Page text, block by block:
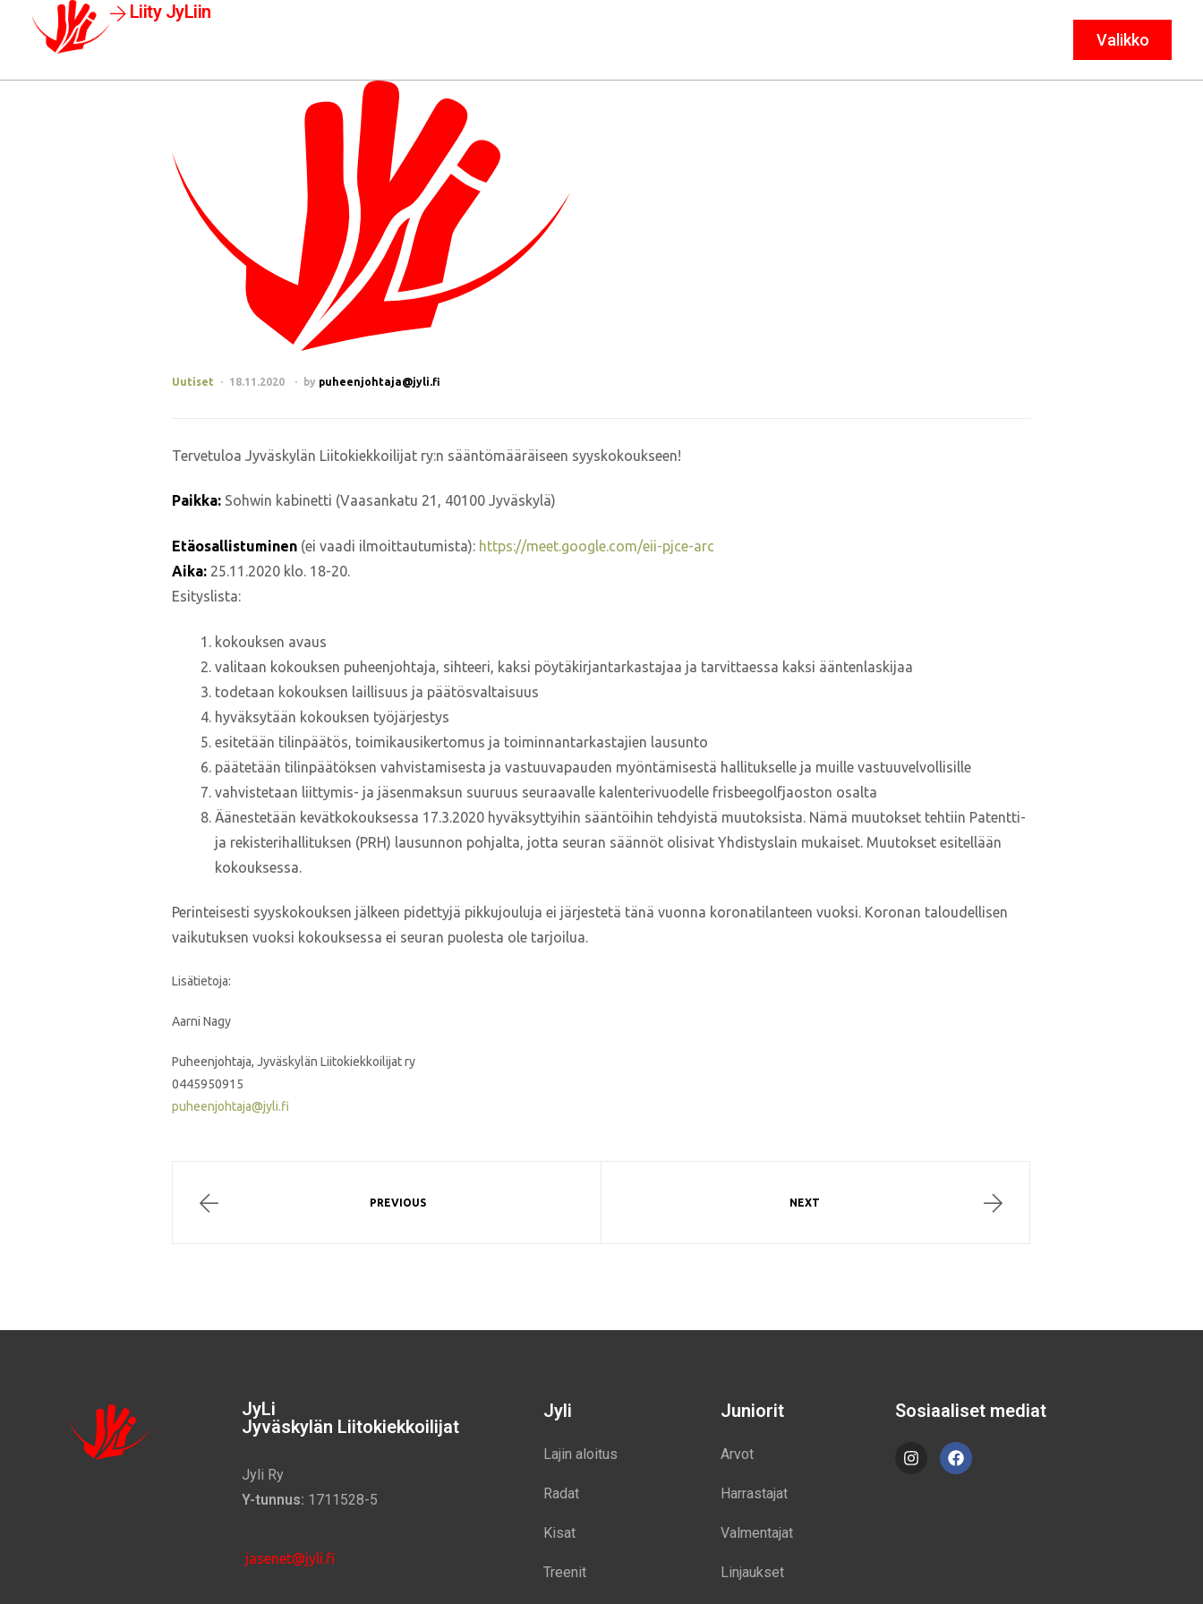
Liity JyLiin
Valikko
Sulje
Uutiset 18.11.2020 by puheenjohtaja@jyli.fi
Tervetuloa Jyväskylän Liitokiekkoilijat ry:n sääntömääräiseen syyskokoukseen!
Paikka: Sohwin kabinetti (Vaasankatu 21, 40100 Jyväskylä)
Etäosallistuminen (ei vaadi ilmoittautumista): https://meet.google.com/eii-pjce-arc
Aika: 25.11.2020 klo. 18-20.
Esityslista:
kokouksen avaus
valitaan kokouksen puheenjohtaja, sihteeri, kaksi pöytäkirjantarkastajaa ja tarvittaessa kaksi ääntenlaskijaa
todetaan kokouksen laillisuus ja päätösvaltaisuus
hyväksytään kokouksen työjärjestys
esitetään tilinpäätös, toimikausikertomus ja toiminnantarkastajien lausunto
päätetään tilinpäätöksen vahvistamisesta ja vastuuvapauden myöntämisestä hallitukselle ja muille vastuuvelvollisille
vahvistetaan liittymis- ja jäsenmaksun suuruus seuraavalle kalenterivuodelle frisbeegolfjaoston osalta
Äänestetään kevätkokouksessa 17.3.2020 hyväksyttyihin sääntöihin tehdyistä muutoksista. Nämä muutokset tehtiin Patentti-
ja rekisterihallituksen (PRH) lausunnon pohjalta, jotta seuran säännöt olisivat Yhdistyslain mukaiset. Muutokset esitellään
kokouksessa.
Perinteisesti syyskokouksen jälkeen pidettyjä pikkujouluja ei järjestetä tänä vuonna koronatilanteen vuoksi. Koronan taloudellisen
vaikutuksen vuoksi kokouksessa ei seuran puolesta ole tarjoilua.
Lisätietoja:
Aarni Nagy
Puheenjohtaja, Jyväskylän Liitokiekkoilijat ry
0445950915
puheenjohtaja@jyli.fi
PREVIOUS NEXT
JyLi
Jyväskylän Liitokiekkoilijat
Jyli Ry
Y-tunnus: 1711528-5
jasenet@jyli.fi
Jyli
Lajin aloitus
Radat
Kisat
Treenit
Juniorit
Arvot
Harrastajat
Valmentajat
Linjaukset
Sosiaaliset mediat